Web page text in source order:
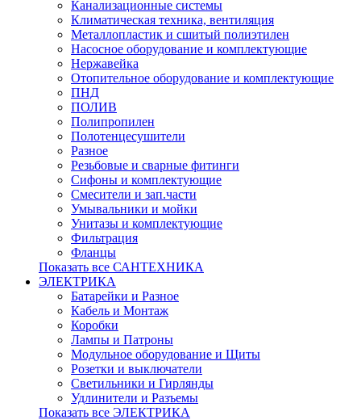
Канализационные системы
Климатическая техника, вентиляция
Металлопластик и сшитый полиэтилен
Насосное оборудование и комплектующие
Нержавейка
Отопительное оборудование и комплектующие
ПНД
ПОЛИВ
Полипропилен
Полотенцесушители
Разное
Резьбовые и сварные фитинги
Сифоны и комплектующие
Смесители и зап.части
Умывальники и мойки
Унитазы и комплектующие
Фильтрация
Фланцы
Показать все САНТЕХНИКА
ЭЛЕКТРИКА
Батарейки и Разное
Кабель и Монтаж
Коробки
Лампы и Патроны
Модульное оборудование и Щиты
Розетки и выключатели
Светильники и Гирлянды
Удлинители и Разъемы
Показать все ЭЛЕКТРИКА